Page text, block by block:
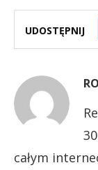
UDOSTĘPNIJ
całym